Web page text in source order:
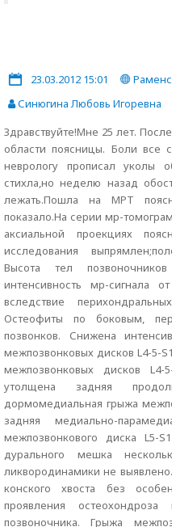
23.03.2012 15:01
Синюгина Любовь Игоревна
Здравствуйте!Мне 25 лет.
области поясницы. Боли все
неврологу прописал уколы
стихла,но неделю назад
лежать.Пошла на МРТ
показало.На серии мр-
аксиальной проекциях
исследования
Высота тел
интенсивность мр-сигнала
вследствие
Остеофиты по боковым,
позвонков. Снижена
межпозвонковых дисков L4-5-
межпозвонковых дисков L4-
утолщена задняя
дормомедиальная грыжа
задняя медиально-
межпозвонкового диска
дурального мешка
ликвородинамики не
конского хвоста без
проявления остеохондроза
позвоночника. Грыжа